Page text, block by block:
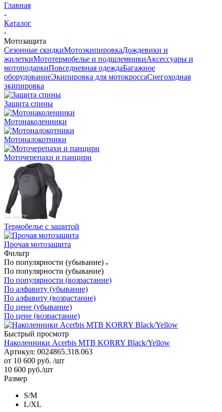
Главная
-
Каталог
-
Мотозащита
Сезонные скидкиМотоэкипировкаДождевики и
жилеткиМототермобелье и подшлемникиАксессуары и
мотоподаркиПовседневная одеждаБагажное
оборудованиеЭкипировка для мотокроссаСнегоходная
экипировка
Защита спины
Мотонаколенники
Мотоналокотники
Моточерепахи и панцири
Термобелье с защитой
Прочая мотозащита
Фильтр
По популярности (убывание)
По популярности (убывание)
По популярности (возрастание)
По алфавиту (убывание)
По алфавиту (возрастание)
По цене (убывание)
По цене (возрастание)
Быстрый просмотр
Наколенники Acerbis MTB KORRY Black/Yellow
Артикул: 0024865.318.063
от 10 600 руб. /шт
10 600 руб./шт
Размер
S/M
L/XL